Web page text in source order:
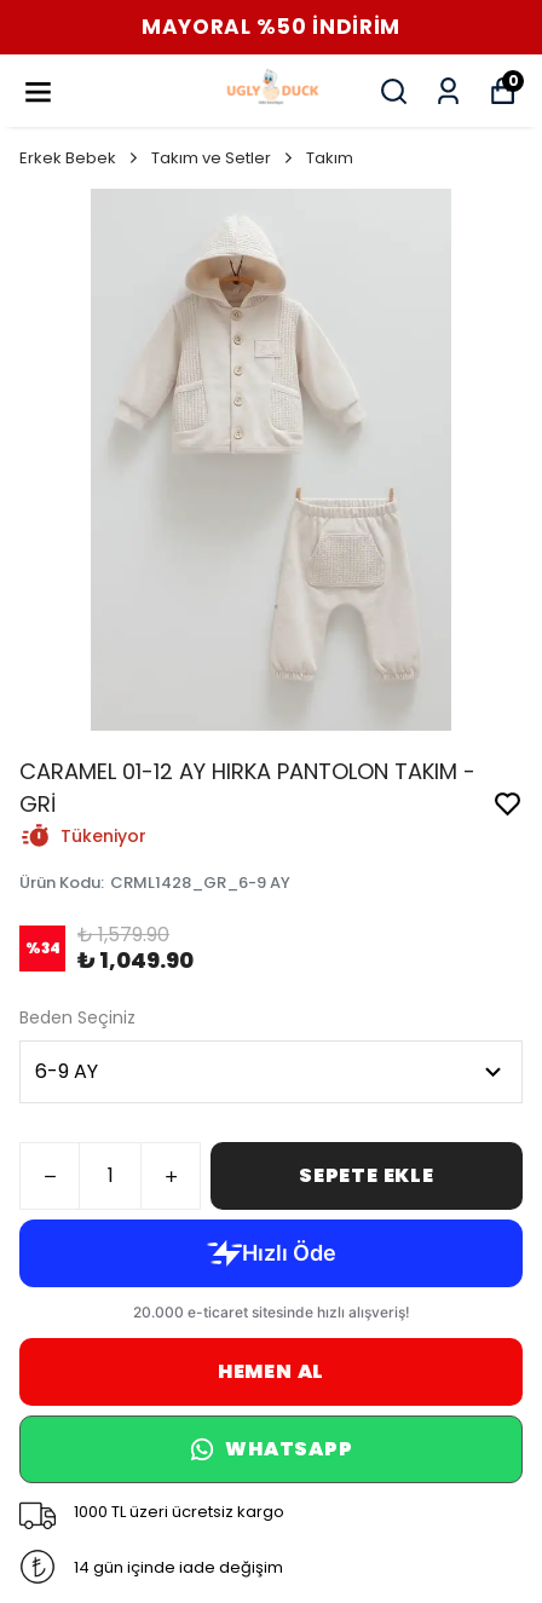
MAYORAL %50 İNDİRİM
0
Erkek Bebek Takım ve Setler Takım
CARAMEL 01-12 AY HIRKA PANTOLON TAKIM -
GRİ
Tükeniyor
Ürün Kodu: CRML1428_GR_6-9 AY
%34 ₺ 1,579.90
₺ 1,049.90
Beden Seçiniz
SEPETE EKLE
HEMEN AL
WHATSAPP
1000 TL üzeri ücretsiz kargo
14 gün içinde iade değişim